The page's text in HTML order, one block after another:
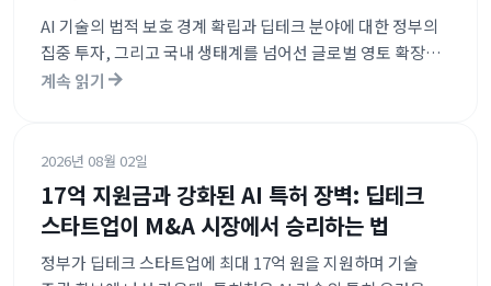
AI 기술의 법적 보호 경계 확립과 딥테크 분야에 대한 정부의
집중 투자, 그리고 국내 생태계를 넘어선 글로벌 영토 확장
전략이 핵심입니다. 발명자의 인적 기여도 입증이 필수화됨에
계속 읽기
2026년 08월 02일
17억 지원금과 강화된 AI 특허 장벽: 딥테크
스타트업이 M&A 시장에서 승리하는 법
정부가 딥테크 스타트업에 최대 17억 원을 지원하며 기술